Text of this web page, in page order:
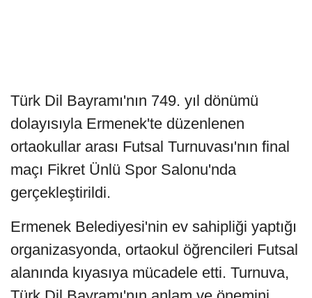
Türk Dil Bayramı'nın 749. yıl dönümü
dolayısıyla Ermenek'te düzenlenen
ortaokullar arası Futsal Turnuvası'nın final
maçı Fikret Ünlü Spor Salonu'nda
gerçekleştirildi.
Ermenek Belediyesi'nin ev sahipliği yaptığı
organizasyonda, ortaokul öğrencileri Futsal
alanında kıyasıya mücadele etti. Turnuva,